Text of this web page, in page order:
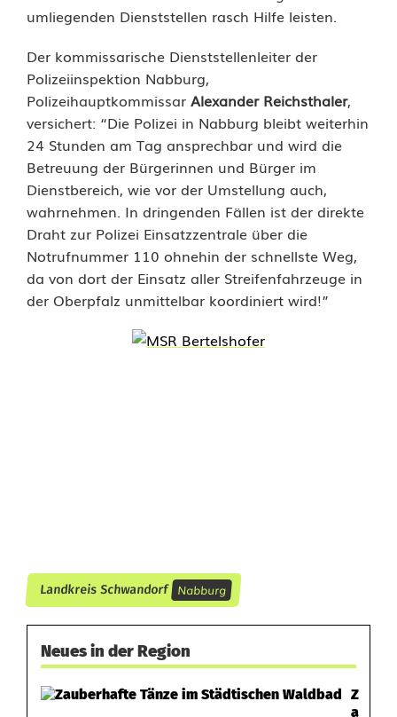
k
u
m
s
z
e
i
t
e
umliegenden Dienststellen rasch Hilfe leisten.
Der kommissarische Dienststellenleiter der
Polizeiinspektion Nabburg,
Polizeihauptkommissar Alexander Reichsthaler,
versichert: “Die Polizei in Nabburg bleibt weiterhin
24 Stunden am Tag ansprechbar und wird die
Betreuung der Bürgerinnen und Bürger im
Dienstbereich, wie vor der Umstellung auch,
wahrnehmen. In dringenden Fällen ist der direkte
Draht zur Polizei Einsatzzentrale über die
Notrufnummer 110 ohnehin der schnellste Weg,
da von dort der Einsatz aller Streifenfahrzeuge in
der Oberpfalz unmittelbar koordiniert wird!”
Landkreis Schwandorf Nabburg
Neues in der Region
Z
a